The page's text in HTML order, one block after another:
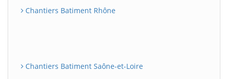
Chantiers Batiment Rhône
Chantiers Batiment Saône-et-Loire